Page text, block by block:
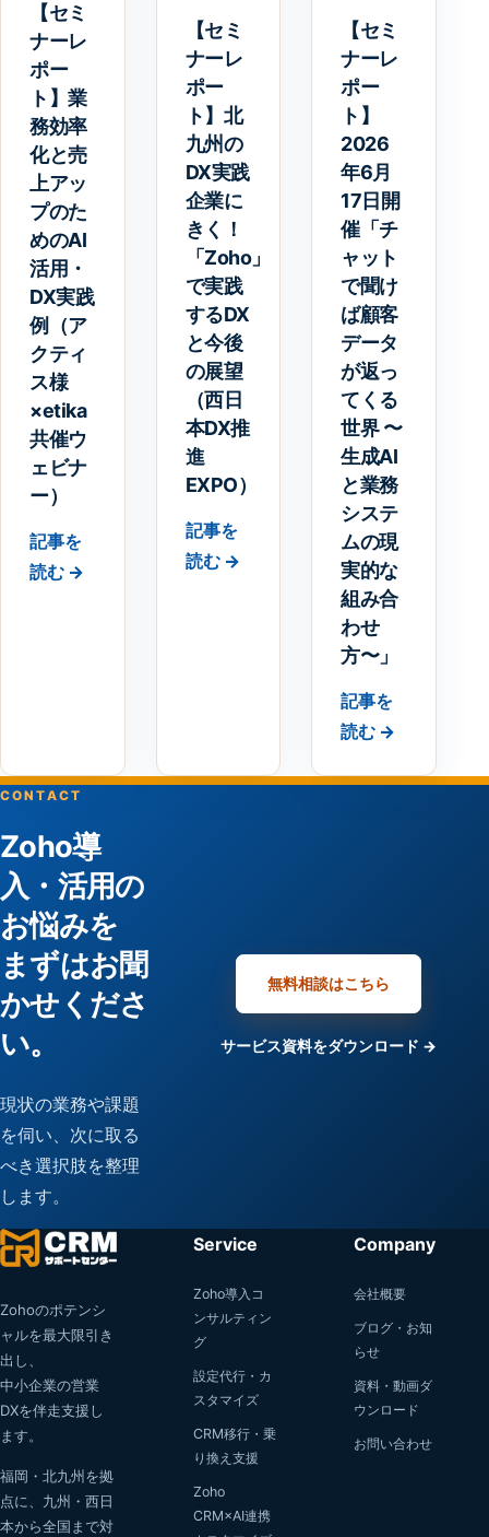
【セミ
ナーレ
ポー
ト】業
務効率
化と売
上アッ
プのた
めのAI
活用・
DX実践
例（ア
クティ
ス様
×etika
共催ウ
ェビナ
ー）
記事を
読む →
【セミ
ナーレ
ポー
ト】北
九州の
DX実践
企業に
きく！
「Zoho」
で実践
するDX
と今後
の展望
（西日
本DX推
進
EXPO）
記事を
読む →
【セミ
ナーレ
ポー
ト】
2026
年6月
17日開
催「チ
ャット
で聞け
ば顧客
データ
が返っ
てくる
世界 〜
生成AI
と業務
システ
ムの現
実的な
組み合
わせ
方〜」
記事を
読む →
CONTACT
Zoho導
入・活用の
お悩みを
まずはお聞
かせくださ
い。
現状の業務や課題
を伺い、次に取る
べき選択肢を整理
します。
無料相談はこちら
サービス資料をダウンロード →
Zohoのポテンシ
ャルを最大限引き
出し、
中小企業の営業
DXを伴走支援し
ます。
福岡・北九州を拠
点に、九州・西日
本から全国まで対
Service
Zoho導入コ
ンサルティン
グ
設定代行・カ
スタマイズ
CRM移行・乗
り換え支援
Zoho
CRM×AI連携
Company
会社概要
ブログ・お知
らせ
資料・動画ダ
ウンロード
お問い合わせ